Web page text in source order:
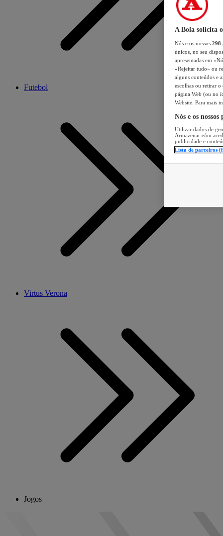
Futebol
Virtus Verona
Jogos
A Bola solicita
Nós e os nossos 298
únicos, no seu
apresentadas em
«Rejeitar tudo» ou
alguns conteúdos e
escolhas ou retirar
página Web (ou no
Website. Para mais
Nós e os
Utilizar dados de
Armazenar e/ou
publicidade e
Lista de parceiros